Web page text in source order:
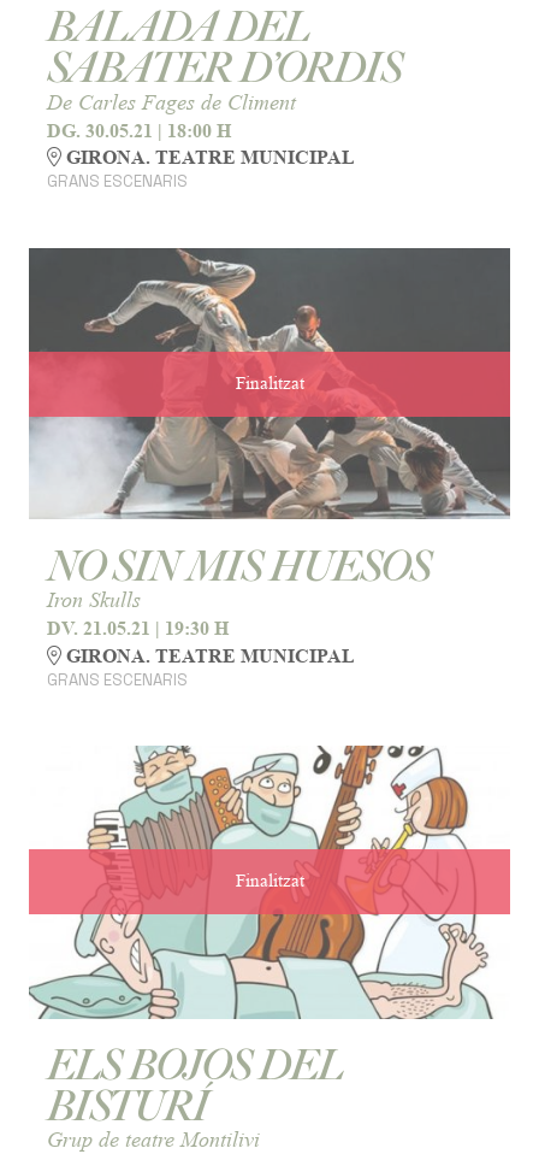
BALADA DEL
SABATER D’ORDIS
De Carles Fages de Climent
DG. 30.05.21 | 18:00 H
GIRONA. TEATRE MUNICIPAL
GRANS ESCENARIS
Finalitzat
NO SIN MIS HUESOS
Iron Skulls
DV. 21.05.21 | 19:30 H
GIRONA. TEATRE MUNICIPAL
GRANS ESCENARIS
Finalitzat
ELS BOJOS DEL
BISTURÍ
Grup de teatre Montilivi